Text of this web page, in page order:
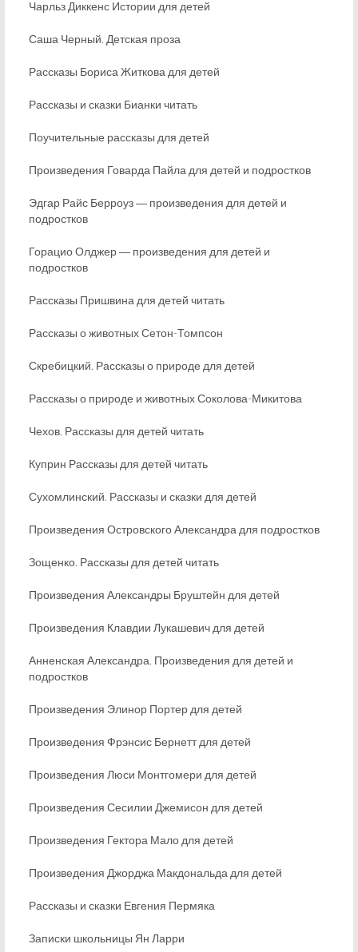
Чарльз Диккенс Истории для детей
Саша Черный. Детская проза
Рассказы Бориса Житкова для детей
Рассказы и сказки Бианки читать
Поучительные рассказы для детей
Произведения Говарда Пайла для детей и подростков
Эдгар Райс Берроуз ― произведения для детей и
подростков
Горацио Олджер ― произведения для детей и
подростков
Рассказы Пришвина для детей читать
Рассказы о животных Сетон-Томпсон
Скребицкий. Рассказы о природе для детей
Рассказы о природе и животных Соколова-Микитова
Чехов. Рассказы для детей читать
Куприн Рассказы для детей читать
Сухомлинский. Рассказы и сказки для детей
Произведения Островского Александра для подростков
Зощенко. Рассказы для детей читать
Произведения Александры Бруштейн для детей
Произведения Клавдии Лукашевич для детей
Анненская Александра. Произведения для детей и
подростков
Произведения Элинор Портер для детей
Произведения Фрэнсис Бернетт для детей
Произведения Люси Монтгомери для детей
Произведения Сесилии Джемисон для детей
Произведения Гектора Мало для детей
Произведения Джорджа Макдональда для детей
Рассказы и сказки Евгения Пермяка
Записки школьницы Ян Ларри